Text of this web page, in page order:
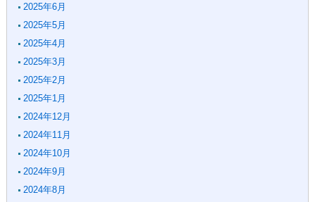
2025年6月
2025年5月
2025年4月
2025年3月
2025年2月
2025年1月
2024年12月
2024年11月
2024年10月
2024年9月
2024年8月